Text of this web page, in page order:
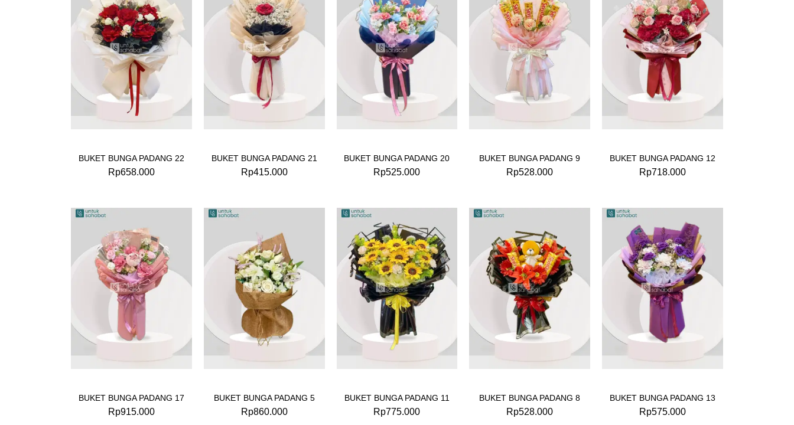
BUKET BUNGA PADANG 22
Rp658.000
BUKET BUNGA PADANG 21
Rp415.000
BUKET BUNGA PADANG 20
Rp525.000
BUKET BUNGA PADANG 9
Rp528.000
BUKET BUNGA PADANG 12
Rp718.000
BUKET BUNGA PADANG 17
Rp915.000
BUKET BUNGA PADANG 5
Rp860.000
BUKET BUNGA PADANG 11
Rp775.000
BUKET BUNGA PADANG 8
Rp528.000
BUKET BUNGA PADANG 13
Rp575.000